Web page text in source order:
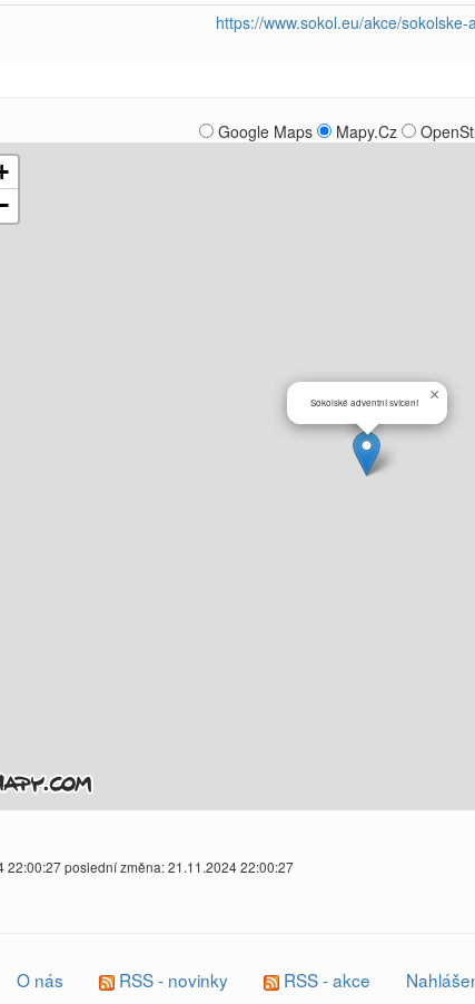
https://www.sokol.eu/akce/
Google Maps Mapy.Cz
Sokolské adventní svícení ×
22:00:27 poslední změna: 21.11.2024 22:00:27
O nás RSS - novinky RSS - akce